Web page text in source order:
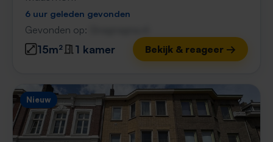
6 uur geleden gevonden
Gevonden op:
15m² 1 kamer Bekijk & reageer →
Nieuw